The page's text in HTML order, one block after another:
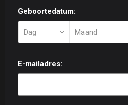
Geboortedatum:
E-mailadres: